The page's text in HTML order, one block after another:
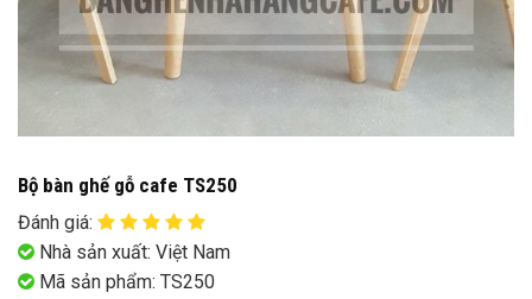
Bộ bàn ghế gỗ cafe TS250
Đánh giá:
Nhà sản xuất: Việt Nam
Mã sản phẩm: TS250